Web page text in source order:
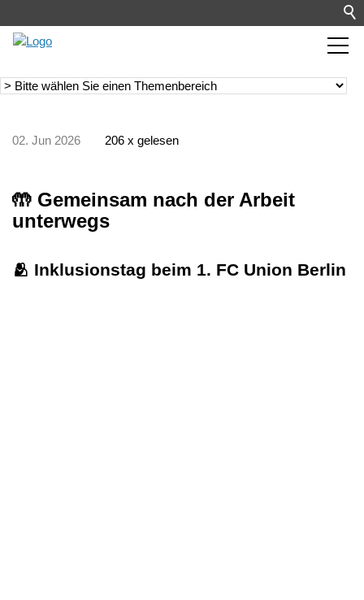
02. Jun 2026 206 x gelesen
🤲 Gemeinsam nach der Arbeit
unterwegs
🫂 Inklusionstag beim 1. FC Union Berlin